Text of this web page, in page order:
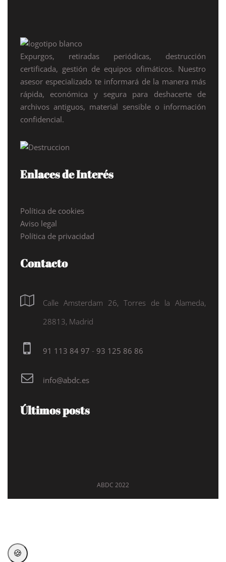
Expurgos, retiradas periódicas, destrucción
certificada, gestión de equipos ofimáticos. Nuestro
asesor especializado te informará de la manera más
rápida, económica y segura para deshacerte de
archivos antiguos, material sensible o información
confidencial.
Enlaces de Interés
Política de cookies
Aviso legal
Política de privacidad
Contacto
Calle Amsterdam 26, Torres de la Alameda,
28813, Madrid
91 113 84 97 - 93 125 86 86
info@abdc.es
Últimos posts
ABDC 2022